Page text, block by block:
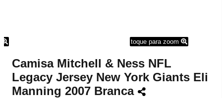
toque para zoom
Camisa Mitchell & Ness NFL
Legacy Jersey New York Giants Eli
Manning 2007 Branca